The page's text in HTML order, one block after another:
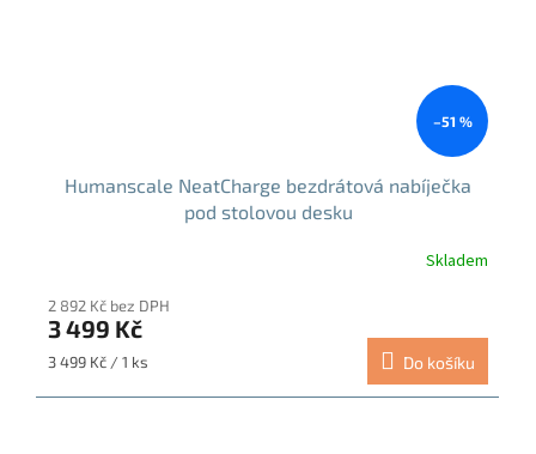
–51 %
Humanscale NeatCharge bezdrátová nabíječka
pod stolovou desku
Skladem
2 892 Kč bez DPH
3 499 Kč
Měrná
3 499 Kč / 1 ks Do košíku